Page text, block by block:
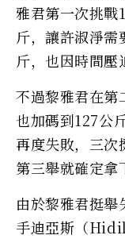
雅君第一次挑戰
斤，讓許淑淨
斤，也因時間壓
不過黎雅君在第
也加碼到127公
再度失敗，三次
第三舉就確定拿
由於黎雅君挺
手迪亞斯（